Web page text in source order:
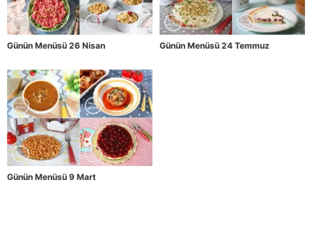
Günün Menüsü 26 Nisan Günün Menüsü 24 Temmuz
Günün Menüsü 9 Mart